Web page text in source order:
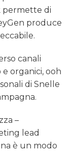
permette di
produce
canali
organici, ooh
di Snelle
–
lead
è un modo